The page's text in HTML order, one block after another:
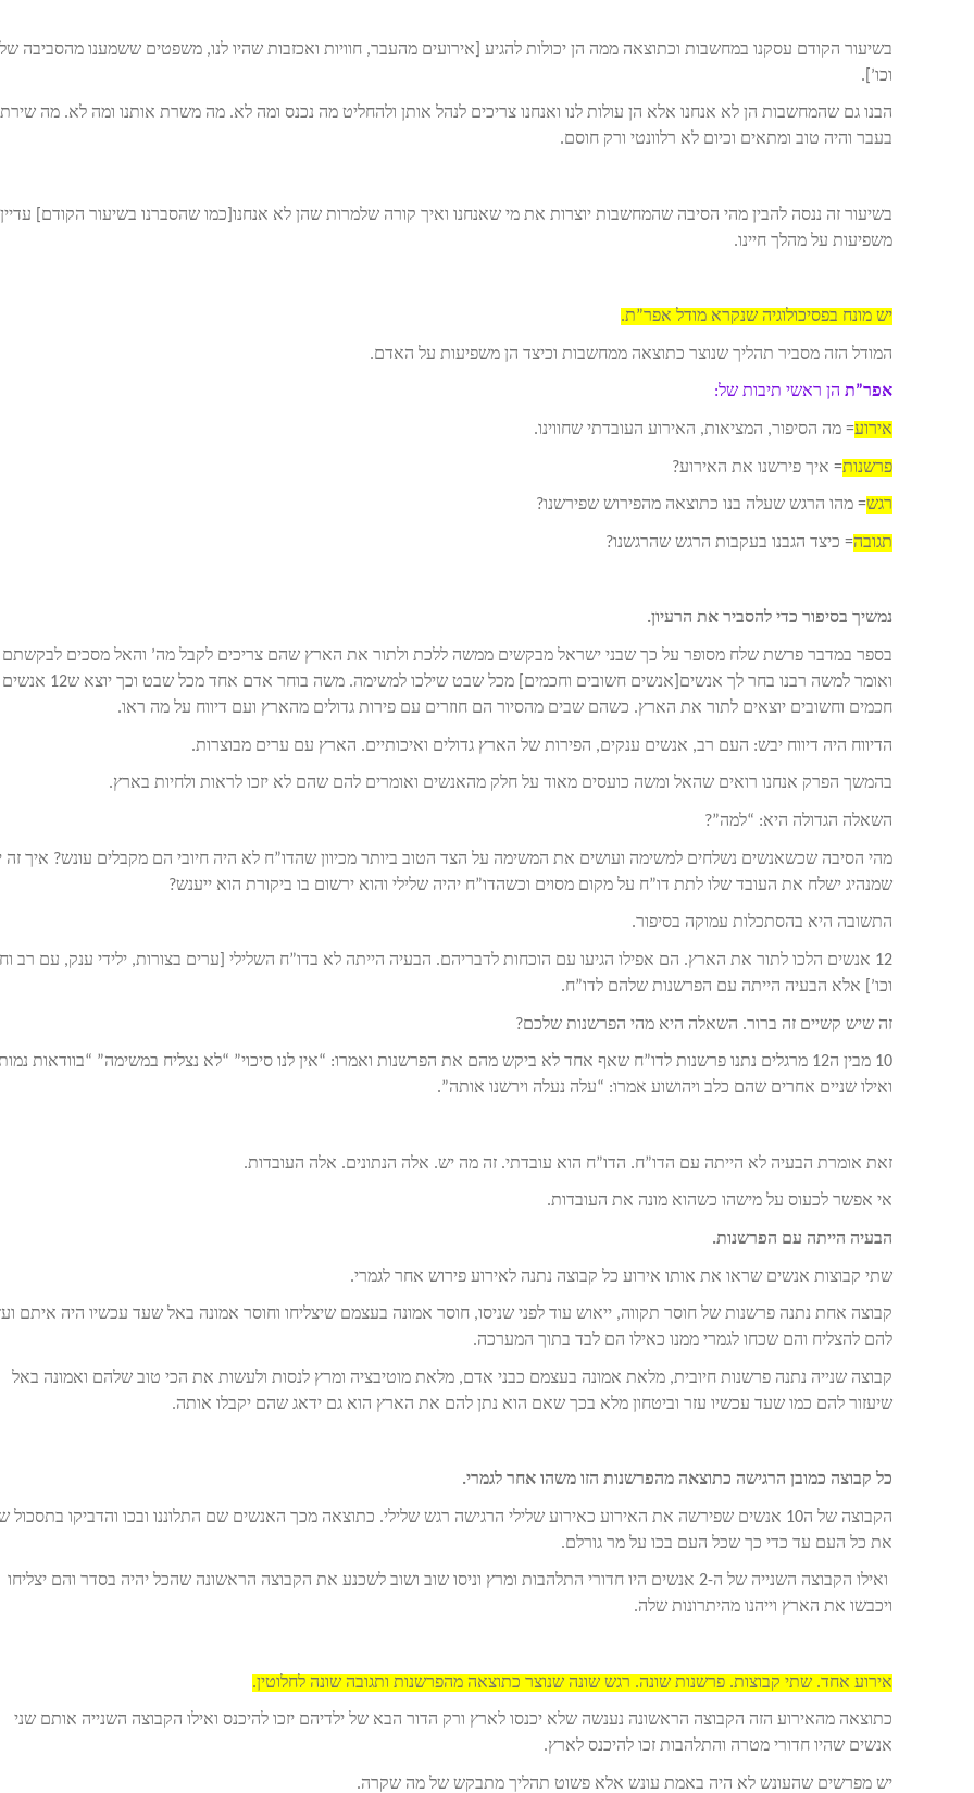
בשיעור הקודם עסקנו במחשבות וכתוצאה ממה הן יכולות להגיע [אירועים מהעבר, חוויות ואכזבות שהיו לנו, משפטים ששמענו מהסביבה
וכו’].
הבנו גם שהמחשבות הן לא אנחנו אלא הן עולות לנו ואנחנו צריכים לנהל אותן ולהחליט מה נכנס ומה לא. מה משרת אותנו ומה לא. מה שירת
בעבר והיה טוב ומתאים וכיום לא רלוונטי ורק חוסם.
בשיעור זה ננסה להבין מהי הסיבה שהמחשבות יוצרות את מי שאנחנו ואיך קורה שלמרות שהן לא אנחנו[כמו שהסברנו בשיעור הקודם]
משפיעות על מהלך חיינו.
יש מונח בפסיכולוגיה שנקרא מודל אפר”ת.
המודל הזה מסביר תהליך שנוצר כתוצאה ממחשבות וכיצד הן משפיעות על האדם.
אפר”ת הן ראשי תיבות של:
אירוע= מה הסיפור, המציאות, האירוע העובדתי שחווינו.
פרשנות= איך פירשנו את האירוע?
רגש= מהו הרגש שעלה בנו כתוצאה מהפירוש שפירשנו?
תגובה= כיצד הגבנו בעקבות הרגש שהרגשנו?
נמשיך בסיפור כדי להסביר את הרעיון.
בספר במדבר פרשת שלח מסופר על כך שבני ישראל מבקשים ממשה ללכת ולתור את הארץ שהם צריכים לקבל מה’ והאל מסכים לבקשתם
ואומר למשה רבנו בחר לך אנשים[אנשים חשובים וחכמים] מכל שבט שילכו למשימה. משה בוחר אדם אחד מכל שבט וכך יוצא ש12 אנשים
חכמים וחשובים יוצאים לתור את הארץ. כשהם שבים מהסיור הם חוזרים עם פירות גדולים מהארץ ועם דיווח על מה ראו.
הדיווח היה דיווח יבש: העם רב, אנשים ענקים, הפירות של הארץ גדולים ואיכותיים. הארץ עם ערים מבוצרות.
בהמשך הפרק אנחנו רואים שהאל ומשה כועסים מאוד על חלק מהאנשים ואומרים להם שהם לא יזכו לראות ולחיות בארץ.
השאלה הגדולה היא: “למה”?
מהי הסיבה שכשאנשים נשלחים למשימה ועושים את המשימה על הצד הטוב ביותר מכיוון שהדו”ח לא היה חיובי הם מקבלים עונש? איך זה
שמנהיג ישלח את העובד שלו לתת דו”ח על מקום מסוים וכשהדו”ח יהיה שלילי והוא ירשום בו ביקורת הוא ייענש?
התשובה היא בהסתכלות עמוקה בסיפור.
12 אנשים הלכו לתור את הארץ. הם אפילו הגיעו עם הוכחות לדבריהם. הבעיה הייתה לא בדו”ח השלילי [ערים בצורות, ילידי ענק, עם רב
וכו’] אלא הבעיה הייתה עם הפרשנות שלהם לדו”ח.
זה שיש קשיים זה ברור. השאלה היא מהי הפרשנות שלכם?
10 מבין ה12 מרגלים נתנו פרשנות לדו”ח שאף אחד לא ביקש מהם את הפרשנות ואמרו: “אין לנו סיכוי” “לא נצליח במשימה” “בוודאות
ואילו שניים אחרים שהם כלב ויהושוע אמרו: “עלה נעלה וירשנו אותה”.
זאת אומרת הבעיה לא הייתה עם הדו”ח. הדו”ח הוא עובדתי. זה מה יש. אלה הנתונים. אלה העובדות.
אי אפשר לכעוס על מישהו כשהוא מונה את העובדות.
הבעיה הייתה עם הפרשנות.
שתי קבוצות אנשים שראו את אותו אירוע כל קבוצה נתנה לאירוע פירוש אחר לגמרי.
קבוצה אחת נתנה פרשנות של חוסר תקווה, ייאוש עוד לפני שניסו, חוסר אמונה בעצמם שיצליחו וחוסר אמונה באל שעד עכשיו היה איתם
להם להצליח והם שכחו לגמרי ממנו כאילו הם לבד בתוך המערכה.
קבוצה שנייה נתנה פרשנות חיובית, מלאת אמונה בעצמם כבני אדם, מלאת מוטיבציה ומרץ לנסות ולעשות את הכי טוב שלהם ואמונה באל
שיעזור להם כמו שעד עכשיו עזר וביטחון מלא בכך שאם הוא נתן להם את הארץ הוא גם ידאג שהם יקבלו אותה.
כל קבוצה כמובן הרגישה כתוצאה מהפרשנות הזו משהו אחר לגמרי.
הקבוצה של ה10 אנשים שפירשה את האירוע כאירוע שלילי הרגישה רגש שלילי. כתוצאה מכך האנשים שם התלוננו ובכו והדביקו
את כל העם עד כדי כך שכל העם בכו על מר גורלם.
ואילו הקבוצה השנייה של ה-2 אנשים היו חדורי התלהבות ומרץ וניסו שוב ושוב לשכנע את הקבוצה הראשונה שהכל יהיה בסדר והם יצליחו
ויכבשו את הארץ וייהנו מהיתרונות שלה.
אירוע אחד. שתי קבוצות. פרשנות שונה. רגש שונה שנוצר כתוצאה מהפרשנות ותגובה שונה לחלוטין.
כתוצאה מהאירוע הזה הקבוצה הראשונה נענשה שלא יכנסו לארץ ורק הדור הבא של ילדיהם יזכו להיכנס ואילו הקבוצה השנייה אותם שני
אנשים שהיו חדורי מטרה והתלהבות זכו להיכנס לארץ.
יש מפרשים שהעונש לא היה באמת עונש אלא פשוט תהליך מתבקש של מה שקרה.